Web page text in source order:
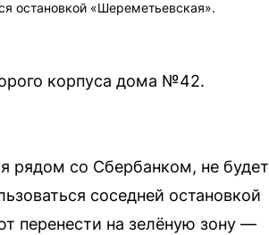
остановкой «Шереметьевская».
корпуса дома №42.
рядом со Сбербанком, не будет
соседней остановкой
перенести на зелёную зону —